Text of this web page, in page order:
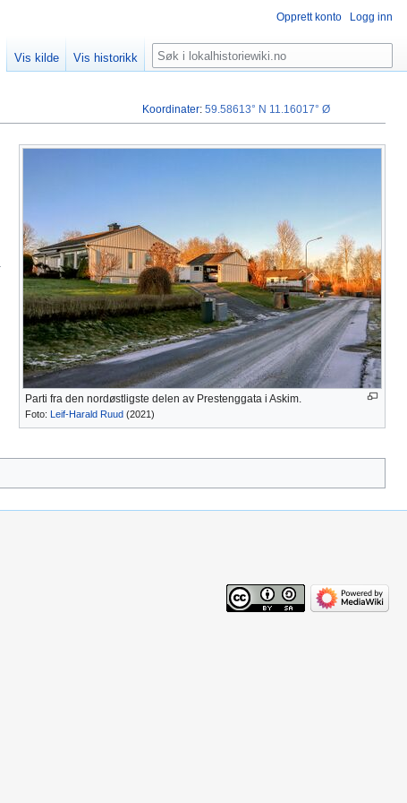
Parti fra den nordøstligste delen av Prestenggata i Askim.
Foto: Leif-Harald Ruud (2021)
Koordinater:59.58613° N 11.16017° Ø
Opprett konto Logg inn
Vis kilde Vis historikk Søk